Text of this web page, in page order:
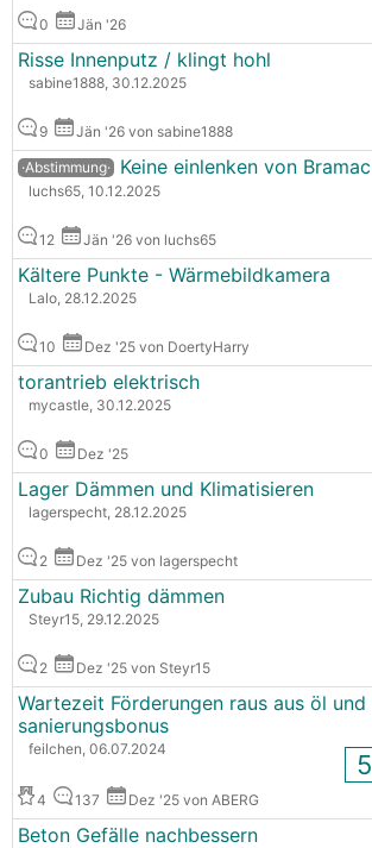
0 Jän '26
Risse Innenputz / klingt hohl
sabine1888, 30.12.2025
9
Jän '26 von sabine1888
·Abstimmung· Keine einlenken von Bramac
luchs65, 10.12.2025
12 Jän '26 von luchs65
Kältere Punkte - Wärmebildkamera
Lalo, 28.12.2025
10 Dez '25 von DoertyHarry
torantrieb elektrisch
mycastle, 30.12.2025
0 Dez '25
Lager Dämmen und Klimatisieren
lagerspecht, 28.12.2025
2 Dez '25 von lagerspecht
Zubau Richtig dämmen
Steyr15, 29.12.2025
2 Dez '25 von Steyr15
Wartezeit Förderungen raus aus öl und
sanierungsbonus
feilchen, 06.07.2024
5
4 137 Dez '25 von ABERG
Beton Gefälle nachbessern